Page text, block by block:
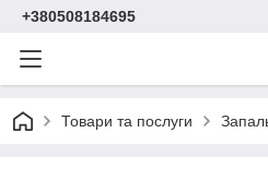
+380508184695
Товари та послуги